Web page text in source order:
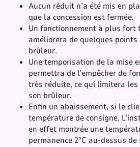
Aucun réduit n’a été mis en
que la concession est fermée.
Un fonctionnement à plus fort
améliorera de quelques
brûleur.
Une temporisation de la mise
permettra de l’empêcher de
très réduite, ce qui limitera les
son brûleur.
Enfin un abaissement, si le
température de consigne.
en effet montrée une
permanence 2°C au-dessus de